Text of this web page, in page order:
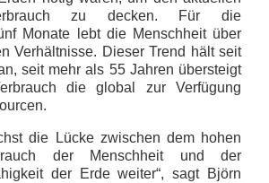
zu decken. Für die
Monate lebt die Menschheit über
Verhältnisse. Dieser Trend hält seit
seit mehr als 55 Jahren übersteigt
die global zur Verfügung
die Lücke zwischen dem hohen
der Menschheit und der
der Erde weiter“, sagt Björn